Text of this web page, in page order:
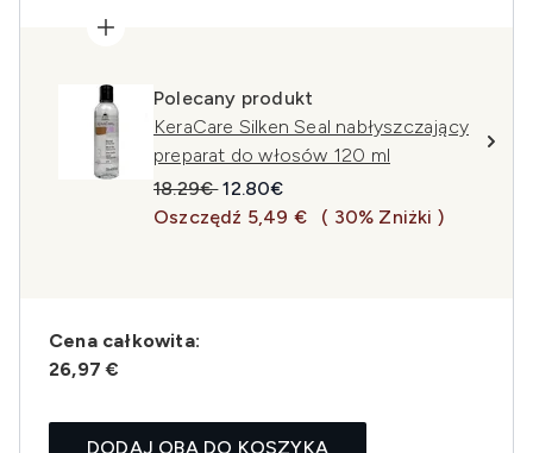
Polecany produkt
KeraCare Silken Seal nabłyszczający
preparat do włosów 120 ml
Sugerowana cena detaliczna:
18.29€Aktualna cena:
12.80€
Oszczędź 5,49 €
( 30% Zniżki )
Cena całkowita:
26,97 €
DODAJ OBA DO KOSZYKA